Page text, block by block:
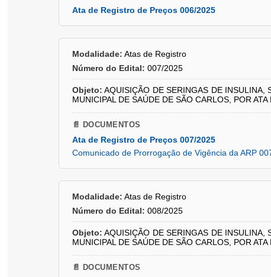
Ata de Registro de Preços 006/2025
Modalidade: Atas de Registro
Número do Edital: 007/2025
Objeto: AQUISIÇÃO DE SERINGAS DE INSULINA,
MUNICIPAL DE SAÚDE DE SÃO CARLOS, POR
📄 DOCUMENTOS
Ata de Registro de Preços 007/2025
Comunicado de Prorrogação de Vigência da ARP
Modalidade: Atas de Registro
Número do Edital: 008/2025
Objeto: AQUISIÇÃO DE SERINGAS DE INSULINA,
MUNICIPAL DE SAÚDE DE SÃO CARLOS, POR
📄 DOCUMENTOS